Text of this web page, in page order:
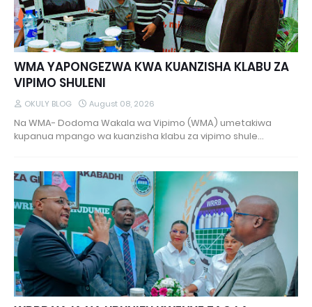
WMA YAPONGEZWA KWA KUANZISHA KLABU ZA
VIPIMO SHULENI
OKULY BLOG August 08, 2026
Na WMA- Dodoma Wakala wa Vipimo (WMA) umetakiwa
kupanua mpango wa kuanzisha klabu za vipimo shule…